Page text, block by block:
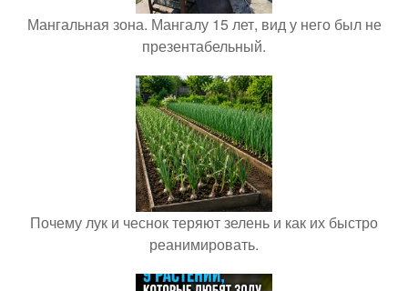
Мангальная зона. Мангалу 15 лет, вид у него был не
презентабельный.
Почему лук и чеснок теряют зелень и как их быстро
реанимировать.